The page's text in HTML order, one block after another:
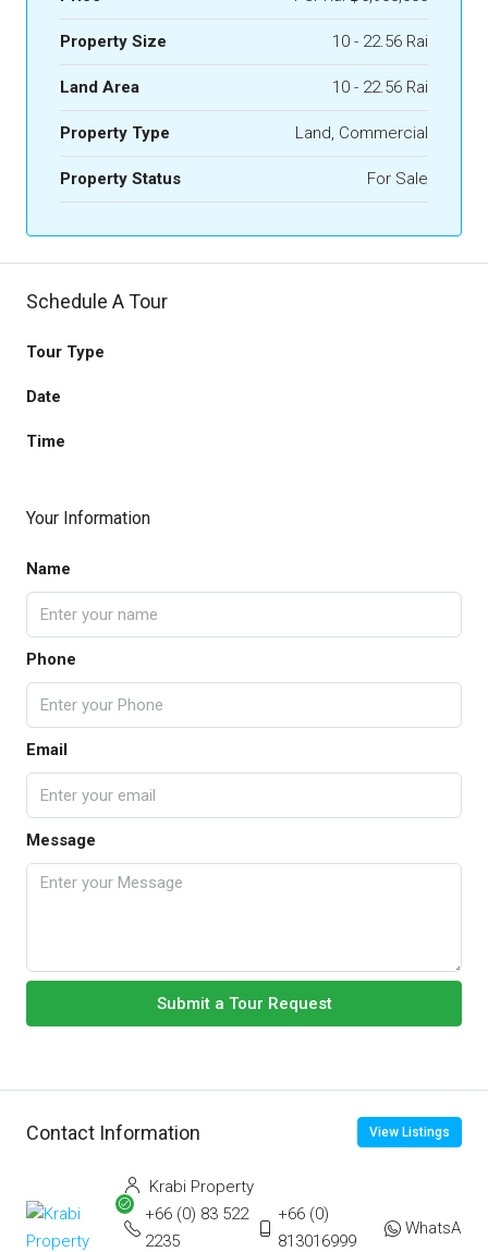
Property Size 10 - 22.56 Rai
Land Area 10 - 22.56 Rai
Property Type Land, Commercial
Property Status For Sale
Schedule A Tour
Tour Type
Date
Time
Your Information
Name
Phone
Email
Message
Submit a Tour Request
Contact Information View Listings
Krabi Property
+66 (0) 83 522
2235
+66 (0)
813016999
WhatsApp